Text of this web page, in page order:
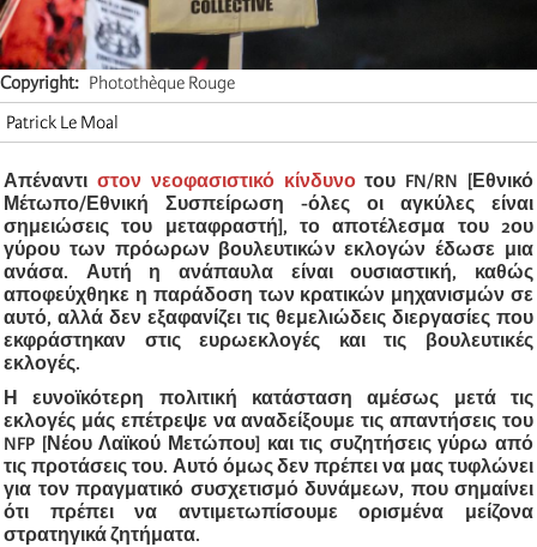
Copyright
Photothèque Rouge
Patrick Le Moal
Απέναντι στον νεοφασιστικό κίνδυνοτου FN/RN [Εθνικό
Μέτωπο/Εθνική Συσπείρωση -όλες οι αγκύλες είναι
σημειώσεις του μεταφραστή], το αποτέλεσμα του 2ου
γύρου των πρόωρων βουλευτικών εκλογών έδωσε μια
ανάσα. Αυτή η ανάπαυλα είναι ουσιαστική, καθώς
αποφεύχθηκε η παράδοση των κρατικών μηχανισμών σε
αυτό, αλλά δεν εξαφανίζει τις θεμελιώδεις διεργασίες που
εκφράστηκαν στις ευρωεκλογές και τις βουλευτικές
εκλογές.
Η ευνοϊκότερη πολιτική κατάσταση αμέσως μετά τις
εκλογές μάς επέτρεψε να αναδείξουμε τις απαντήσεις του
NFP [Νέου Λαϊκού Μετώπου] και τις συζητήσεις γύρω από
τις προτάσεις του. Αυτό όμως δεν πρέπει να μας τυφλώνει
για τον πραγματικό συσχετισμό δυνάμεων, που σημαίνει
ότι πρέπει να αντιμετωπίσουμε ορισμένα μείζονα
στρατηγικά ζητήματα.